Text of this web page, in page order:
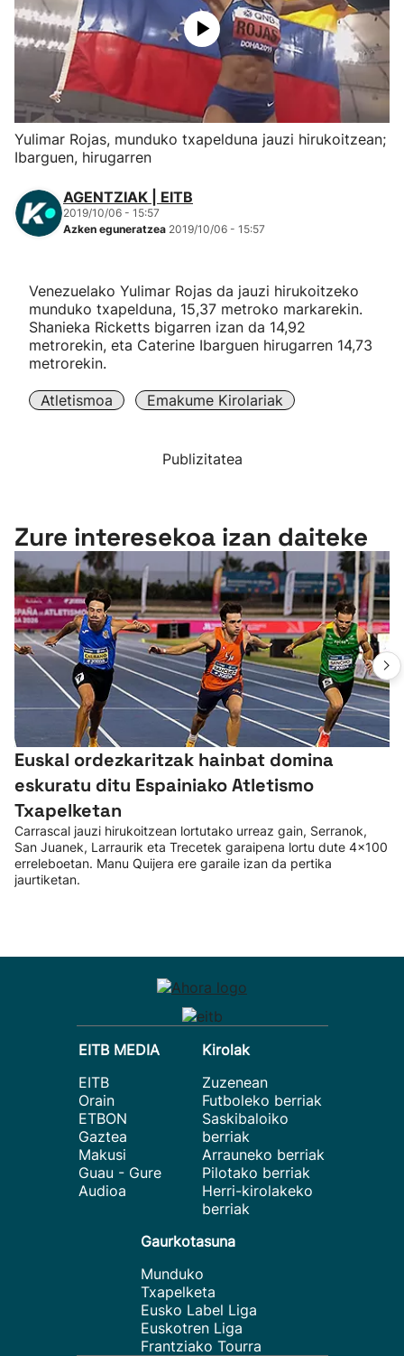
Herri-kirolak
Eskubaloia
Kirolak 360
Mendi-lasterketak
"Helmuga"
Yulimar Rojas, munduko txapelduna jauzi hirukoitzean;
Ibarguen, hirugarren
AGENTZIAK | EITB
2019/10/06 - 15:57
Azken eguneratzea 2019/10/06 - 15:57
Venezuelako Yulimar Rojas da jauzi hirukoitzeko
munduko txapelduna, 15,37 metroko markarekin.
Shanieka Ricketts bigarren izan da 14,92
metrorekin, eta Caterine Ibarguen hirugarren 14,73
metrorekin.
Atletismoa Emakume Kirolariak
Publizitatea
Zure interesekoa izan daiteke
Euskal ordezkaritzak hainbat domina
eskuratu ditu Espainiako Atletismo
Txapelketan
Carrascal jauzi hirukoitzean lortutako urreaz gain, Serranok,
San Juanek, Larraurik eta Trecetek garaipena lortu dute 4x100
erreleboetan. Manu Quijera ere garaile izan da pertika
jaurtiketan.
EITB MEDIA
EITB
Orain
ETBON
Gaztea
Makusi
Guau - Gure
Audioa
Kirolak
Zuzenean
Futboleko berriak
Saskibaloiko
berriak
Arrauneko berriak
Pilotako berriak
Herri-kirolakeko
berriak
Gaurkotasuna
Munduko
Txapelketa
Eusko Label Liga
Euskotren Liga
Frantziako Tourra